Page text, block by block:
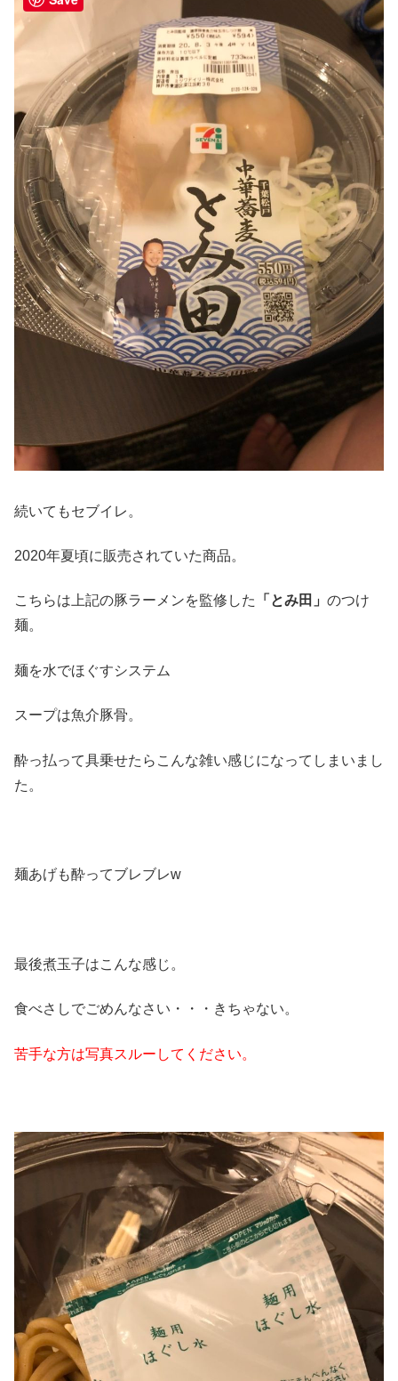
続いてもセブイレ。
2020年夏頃に販売されていた商品。
こちらは上記の豚ラーメンを監修した 「とみ田」 のつけ
麺。
麺を水でほぐすシステム
スープは魚介豚骨。
酔っ払って具乗せたらこんな雑い感じになってしまいまし
た。
麺あげも酔ってブレブレw
最後煮玉子はこんな感じ。
食べさしでごめんなさい・・・きちゃない。
苦手な方は写真スルーしてください。